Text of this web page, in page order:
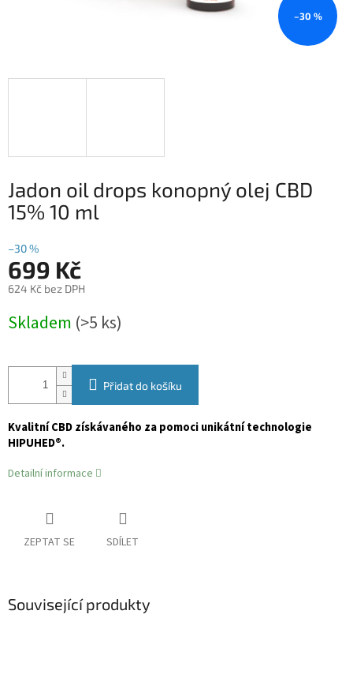
–30 %
Jadon oil drops konopný olej CBD
15% 10 ml
–30 %
699 Kč
624 Kč bez DPH
cena:
Skladem (>5 ks)
Přidat do košíku
Kvalitní CBD získávaného za pomoci unikátní technologie
HIPUHED®.
Detailní informace
ZEPTAT SE SDÍLET
Související produkty